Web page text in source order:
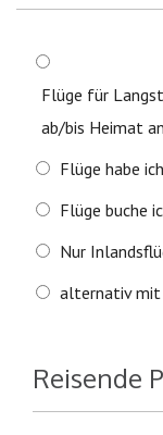
Flüge für
ab/bis Heimat
Flüge habe
Flüge buche
Nur
alternativ mit
Reisende